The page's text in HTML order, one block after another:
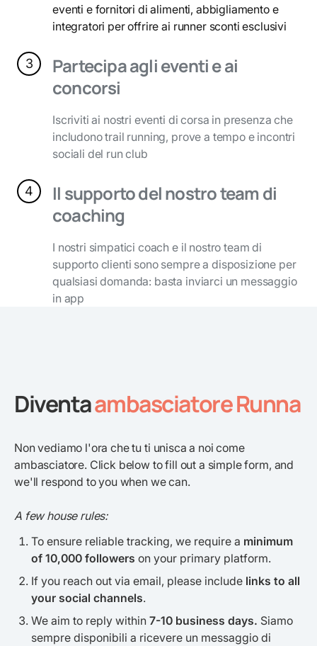
eventi e fornitori di alimenti, abbigliamento e
integratori per offrire ai runner sconti esclusivi
3
Partecipa agli eventi e ai
concorsi
Iscriviti ai nostri eventi di corsa in presenza che
includono trail running, prove a tempo e incontri
sociali del run club
4
Il supporto del nostro team di
coaching
I nostri simpatici coach e il nostro team di
supporto clienti sono sempre a disposizione per
qualsiasi domanda: basta inviarci un messaggio
in app
Diventaambasciatore Runna
Non vediamo l'ora che tu ti unisca a noi come
ambasciatore. Click below to fill out a simple form, and
we'll respond to you when we can.
A few house rules:
To ensure reliable tracking, we require a minimum
of 10,000 followers on your primary platform.
If you reach out via email, please include links to all
your social channels.
We aim to reply within 7-10 business days. Siamo
sempre disponibili a ricevere un messaggio di